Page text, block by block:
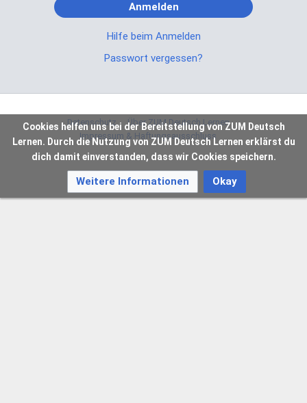
Anmelden
Hilfe beim Anmelden
Passwort vergessen?
Datenschutz
Über ZUM Deutsch Lernen
Impressum & Haftungsausschluss
Cookies helfen uns bei der Bereitstellung von ZUM Deutsch
Lernen. Durch die Nutzung von ZUM Deutsch Lernen erklärst du
dich damit einverstanden, dass wir Cookies speichern.
Weitere Informationen Okay